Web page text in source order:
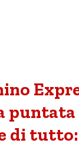
puntata
di